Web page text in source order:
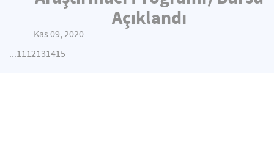
Açıklandı
Kas 09, 2020
...1112131415